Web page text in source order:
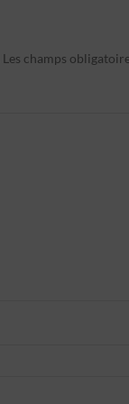
Les champs